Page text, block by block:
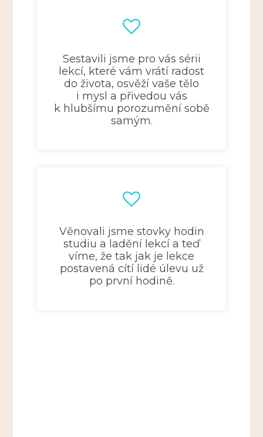
Sestavili jsme pro vás sérii
lekcí, které vám vrátí radost
do života, osvěží vaše tělo
i mysl a přivedou vás
k hlubšímu porozumění sobě
samým.
Věnovali jsme stovky hodin
studiu a ladění lekcí a teď
víme, že tak jak je lekce
postavená cítí lidé úlevu už
po první hodině.